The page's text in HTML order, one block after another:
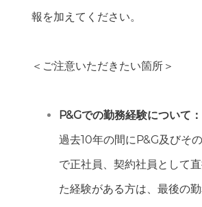
報を加えてください。
＜ご注意いただきたい箇所＞
P&Gでの勤務経験について：
過去10年の間にP&G及びそ
で正社員、契約社員として
た経験がある方は、最後の